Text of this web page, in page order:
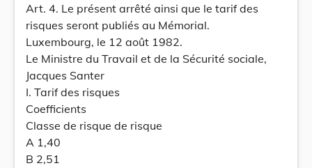
Art. 4. Le présent arrêté ainsi que le tarif des
risques seront publiés au Mémorial.
Luxembourg, le 12 août 1982.
Le Ministre du Travail et de la Sécurité sociale,
Jacques Santer
I. Tarif des risques
Coefficients
Classe de risque de risque
A 1,40
B 2,51